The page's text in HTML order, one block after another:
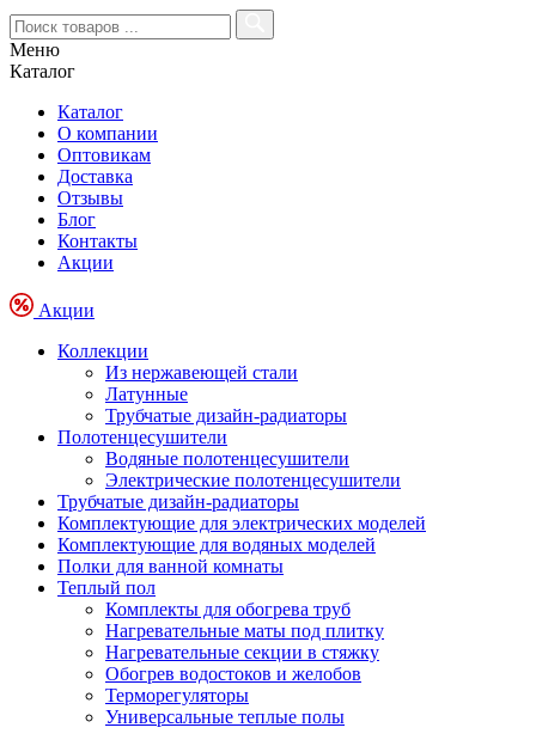
Меню
Каталог
Каталог
О компании
Оптовикам
Доставка
Отзывы
Блог
Контакты
Акции
Акции
Коллекции
Из нержавеющей стали
Латунные
Трубчатые дизайн-радиаторы
Полотенцесушители
Водяные полотенцесушители
Электрические полотенцесушители
Трубчатые дизайн-радиаторы
Комплектующие для электрических моделей
Комплектующие для водяных моделей
Полки для ванной комнаты
Теплый пол
Комплекты для обогрева труб
Нагревательные маты под плитку
Нагревательные секции в стяжку
Обогрев водостоков и желобов
Терморегуляторы
Универсальные теплые полы